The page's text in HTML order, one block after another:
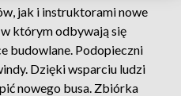
jak i instruktorami nowe
którym odbywają się
budowlane. Podopieczni
Dzięki wsparciu ludzi
nowego busa. Zbiórka